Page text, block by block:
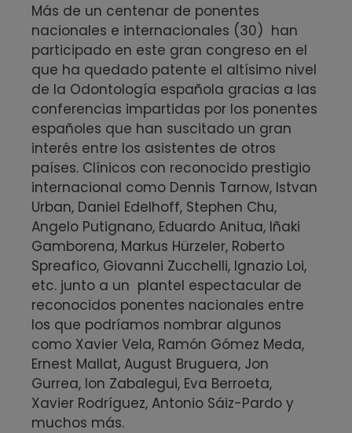
Más de un centenar de ponentes
nacionales e internacionales (30) han
participado en este gran congreso en el
que ha quedado patente el altísimo nivel
de la Odontología española gracias a las
conferencias impartidas por los ponentes
españoles que han suscitado un gran
interés entre los asistentes de otros
países. Clínicos con reconocido prestigio
internacional como Dennis Tarnow, Istvan
Urban, Daniel Edelhoff, Stephen Chu,
Angelo Putignano, Eduardo Anitua, Iñaki
Gamborena, Markus Hürzeler, Roberto
Spreafico, Giovanni Zucchelli, Ignazio Loi,
etc. junto a un plantel espectacular de
reconocidos ponentes nacionales entre
los que podríamos nombrar algunos
como Xavier Vela, Ramón Gómez Meda,
Ernest Mallat, August Bruguera, Jon
Gurrea, Ion Zabalegui, Eva Berroeta,
Xavier Rodríguez, Antonio Sáiz-Pardo y
muchos más.